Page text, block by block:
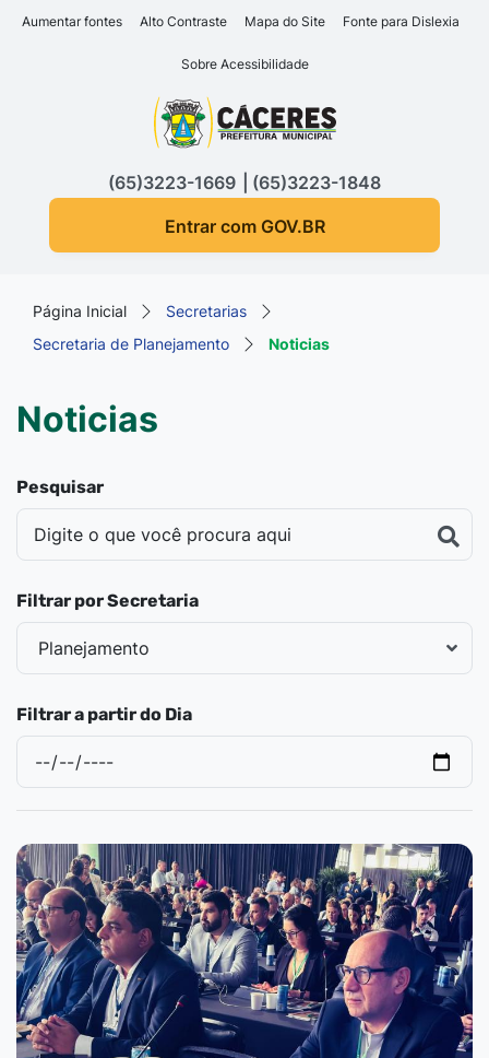
Seção de atalhos e links
Ir para o conteúdo [alt+1]
Ir para o rodapé [alt+4]
Aumentar fontes Alto Contraste Mapa do Site Fonte para Dislexia
Sobre Acessibilidade
Seção do menu principal
(65)3223-1669
(65)3223-1848
Entrar com GOV.BR
Página Inicial
Secretarias
Secretaria de Planejamento
Noticias
Noticias
Pesquisar
Filtrar por Secretaria
Filtrar a partir do Dia